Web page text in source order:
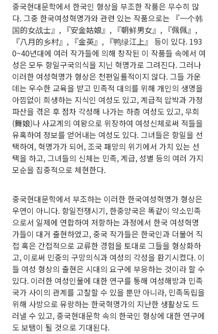
중국현대문학에서 한국인 형상을 부조한 작품은 무수히 많
다. 그중 한국여성혁명가와 관련 있는 작품으로는 『一个韩
国的女战士』, 『安金姑娘』, 『朝鲜男女』, 『佩佩』,
『八月的乡村』, 『金英』, 『鸭绿江上』 등이 있다. 193
0~40년대에 여러 작가들에 의해 창작된 이 작품들 속에서 여
성은 모두 항일구국의식을 지닌 혁명가로 그려진다. 그러나
이러한 여성혁명가 형상은 천편일률적이지 않다. 그들 가운
데는 우수한 교육을 받고 민족적 대의를 위해 개인의 생명을
아낌없이 희생하는 지식인 여성도 있고, 계급적 압박과 가정
파산을 겪은 후 점차 각성해 나가는 하층 여성도 있고, 무희
(舞娘)나 사교계의 여왕으로 위장하여 여성신체로써 적들을
유혹하여 정보를 얻어내는 여성도 있다. 그녀들은 항일을 선
택하여, 혁명가가 되어, 조국 패망의 위기에서 가치 있는 선
택을 하고, 그녀들의 신체는 민족, 계급, 성별 등의 여러 가지
모순을 집중적으로 체현한다.
중국현대문학에서 부조하는 이러한 한국여성혁명가 형상은
우연이 아니다. 항일전쟁시기, 한중양국은 똑같이 약소민족
으로서 일제에 연합하여 저항하는 과정에서 한국 여성혁명
가들이 대거 출현하였고, 중국 작가들은 한국인과 더불어 직
접 혹은 간접적으로 교류한 경험을 토대로 그들을 형상화하
고, 이로써 민중의 구망의식과 여성의 각성을 환기시켰다. 이
들 여성 형상의 출현은 시대의 요구에 부응하는 것이라 할 수
있다. 이러한 여성인물에 대한 연구를 통해 여성해방과 민족
국가 사이의 관계를 고찰할 수 있을 뿐만 아니라, 민족독립을
위해 사방으로 유랑하는 한국혁명가의 지난한 생활상도 드
러낼 수 있고, 중국현대문학 속의 한국인 형상에 대한 연구에
도 보탬이 될 것으로 기대된다.